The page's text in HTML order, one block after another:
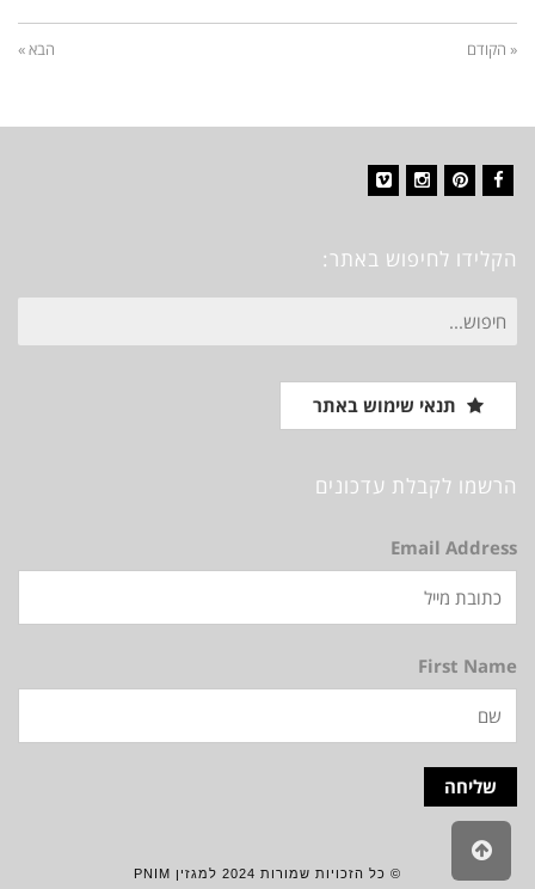
« הקודם הבא »
הקלידו לחיפוש באתר:
חיפוש
עבור:
תנאי שימוש באתר
הרשמו לקבלת עדכונים
Email Address
First Name
© כל הזכויות שמורות 2024 למגזין PNIM
גלילה
לראש